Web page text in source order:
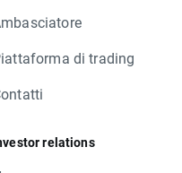
di trading
relations